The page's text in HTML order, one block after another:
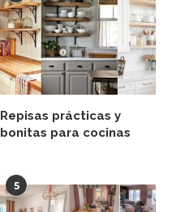
Repisas prácticas y
bonitas para cocinas
5